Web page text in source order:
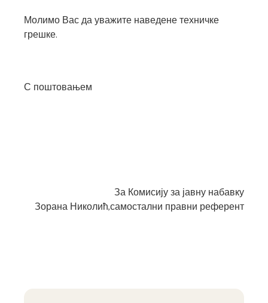
Молимо Вас да уважите наведене техничке
грешке.
С поштовањем
За Комисију за јавну набавку
Зорана Николић,самостални правни референт